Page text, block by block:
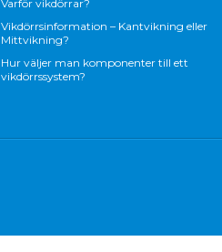
Varför vikdörrar?
Vikdörrsinformation – Kantvikning eller
Mittvikning?
Hur väljer man komponenter till ett
vikdörrssystem?